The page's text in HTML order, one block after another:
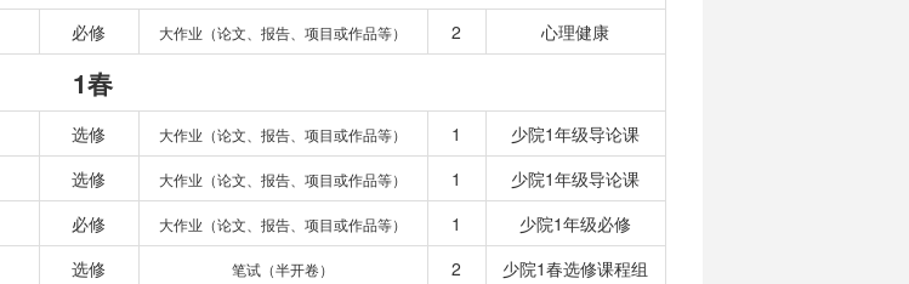
必修 大作业（论文、报告、项目或作品等） 2 心理健康
1春
选修 大作业（论文、报告、项目或作品等） 1
少院1年级导论课
选修 大作业（论文、报告、项目或作品等） 1
少院1年级导论课
必修 大作业（论文、报告、项目或作品等） 1
少院1年级必修
选修 笔试（半开卷） 2
少院1春选修课程组